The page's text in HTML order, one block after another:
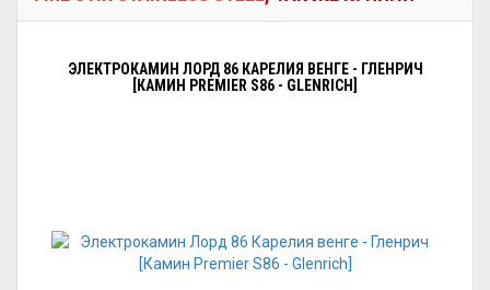
ЭЛЕКТРОКАМИН ЛОРД 86 КАРЕЛИЯ ВЕНГЕ - ГЛЕНРИЧ
[КАМИН PREMIER S86 - GLENRICH]